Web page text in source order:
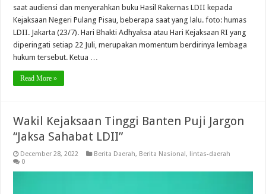
saat audiensi dan menyerahkan buku Hasil Rakernas LDII kepada
Kejaksaan Negeri Pulang Pisau, beberapa saat yang lalu. foto: humas
LDII. Jakarta (23/7). Hari Bhakti Adhyaksa atau Hari Kejaksaan RI yang
diperingati setiap 22 Juli, merupakan momentum berdirinya lembaga
hukum tersebut. Ketua …
Read More »
Wakil Kejaksaan Tinggi Banten Puji Jargon
“Jaksa Sahabat LDII”
December 28, 2022 Berita Daerah, Berita Nasional, lintas-daerah
0